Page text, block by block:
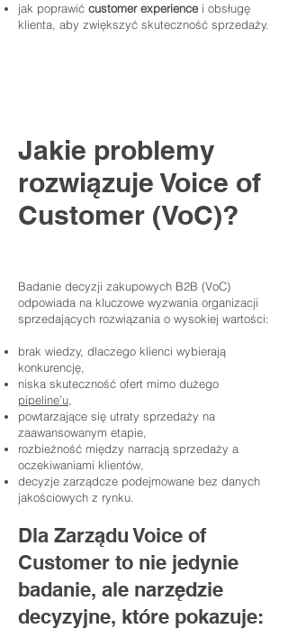
jak poprawić customer experience i obsługę
klienta, aby zwiększyć skuteczność sprzedaży.
Jakie problemy
rozwiązuje Voice of
Customer (VoC)?
Badanie decyzji zakupowych B2B (VoC)
odpowiada na kluczowe wyzwania organizacji
sprzedających rozwiązania o wysokiej wartości:
brak wiedzy, dlaczego klienci wybierają
konkurencję,
niska skuteczność ofert mimo dużego
pipeline’u
powtarzające się utraty sprzedaży na
zaawansowanym etapie,
rozbieżność między narracją sprzedaży a
oczekiwaniami klientów,
decyzje zarządcze podejmowane bez danych
jakościowych z rynku.
Dla Zarządu Voice of
Customer to nie jedynie
badanie, ale narzędzie
decyzyjne, które pokazuje: